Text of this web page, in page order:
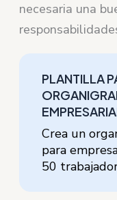
necesaria una
PLANTILLA
Crea un
para
50